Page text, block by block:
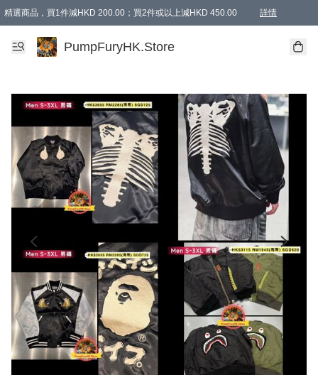
精選商品，買1件減HKD 200.00；買2件或以上減HKD 450.00 詳情
AAPE商品,會員專享9折或以上（按會員等級）AAPE products, members can
精選商品，任選買2件或以上減HKD 100.00
購物滿 HKD 800.00即享免運費優惠！（適用於 特定的送貨方式 )
PumpFuryHK.Store